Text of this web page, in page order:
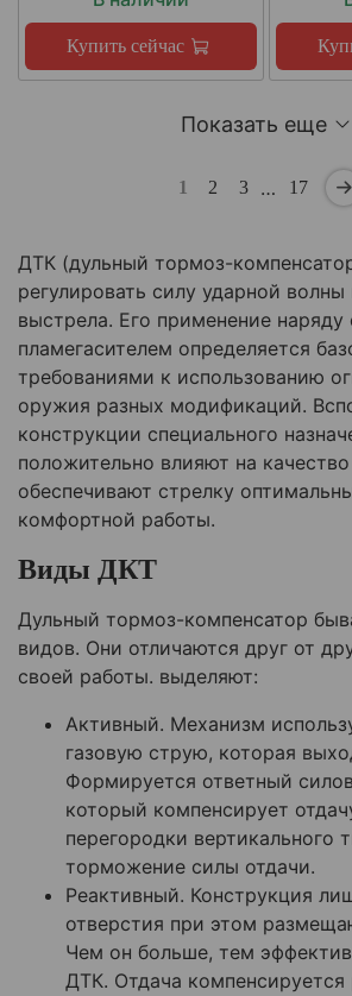
Купить сейчас
Показать еще
1 2 3 … 17
ДТК (дульный тормоз-
регулировать силу ударной
выстрела. Его применение наряду
пламегасителем определяется
требованиями к использованию
оружия разных модификаций.
конструкции специального
положительно влияют на
обеспечивают стрелку
комфортной работы.
Виды ДКТ
Дульный тормоз-компенсатор
видов. Они отличаются друг от
своей работы. выделяют:
Активный. Механизм
газовую струю, которая
Формируется ответный
который компенсирует
перегородки вертикального
торможение силы отдачи.
Реактивный. Конструкция
отверстия при этом
Чем он больше, тем
ДТК. Отдача компенсируется